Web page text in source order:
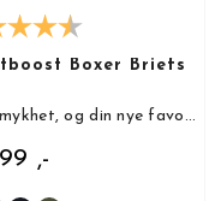
Boxer Briefs
Best i test! Uslåelig mykhet, og din nye favoritt!
,-